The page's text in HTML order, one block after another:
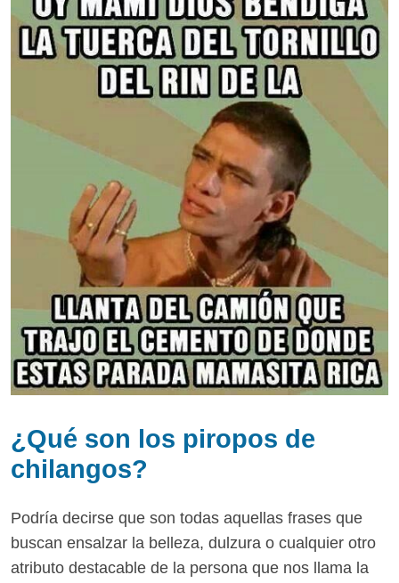
¿Qué son los piropos de
chilangos?
Podría decirse que son todas aquellas frases que
buscan ensalzar la belleza, dulzura o cualquier otro
atributo destacable de la persona que nos llama la